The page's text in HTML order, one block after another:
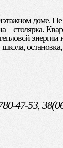
доме. Не
– столярка.
энергии
остановка,
47-53,